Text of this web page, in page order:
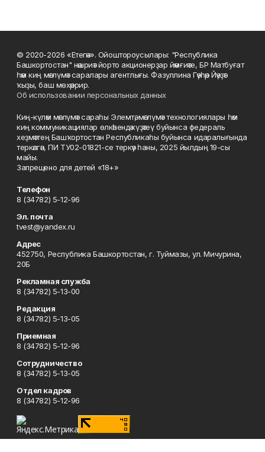
© 2020-2026 «Етегән». Ойоштороусылары: "Республика
Башкортостан" нәшриәт йорто акционерҙар йәмғиәте, БР Матбуғат
һәм киң мәғлүмәт саралары агентлығы. Фазуллина Гәүһәр Йәүҙәт
ҡыҙы, баш мөхәррир.
Об использовании персональных данных
Киң-күләм мәғлүмәт сараһы Элемтә, мәғлүмәт технологиялары һәм
киң коммуникациялар өлкәһендә күҙәтеү буйынса федераль
хеҙмәттең Башҡортостан Республикаһы буйынса идаралығында
теркәлгән, ПИ ТУ02-01821-се теркәү һаны, 2025 йылдың 19-сы
майы.
Запрещено для детей «18+»
Телефон
8 (34782) 5-12-96
Эл. почта
tvest@yandex.ru
Адрес
452750, Республика Башкортостан, г. Туймазы, ул. Мичурина,
20Б
Рекламная служба
8 (34782) 5-13-00
Редакция
8 (34782) 5-13-05
Приемная
8 (34782) 5-12-96
Сотрудничество
8 (34782) 5-13-05
Отдел кадров
8 (34782) 5-12-96